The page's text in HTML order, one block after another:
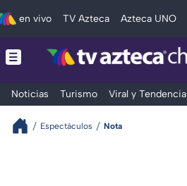
en vivo TV Azteca Azteca UNO
Noticias Turismo Viral y Tendencia
Espectáculos Nota